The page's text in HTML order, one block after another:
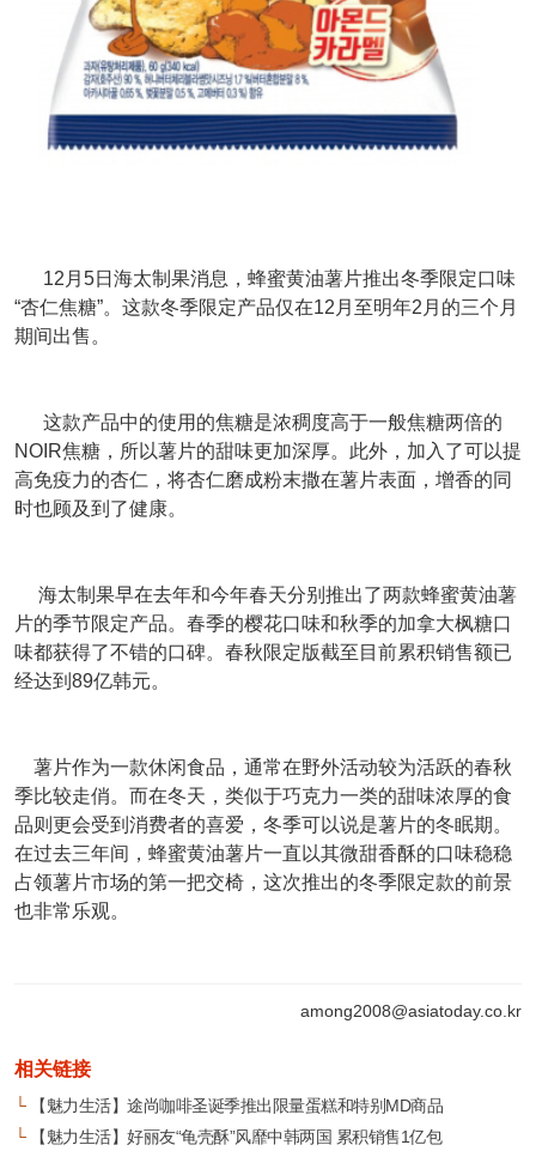
12月5日海太制果消息，蜂蜜黄油薯片推出冬季限定口味
“杏仁焦糖”。这款冬季限定产品仅在12月至明年2月的三个月
期间出售。
这款产品中的使用的焦糖是浓稠度高于一般焦糖两倍的
NOIR焦糖，所以薯片的甜味更加深厚。此外，加入了可以提
高免疫力的杏仁，将杏仁磨成粉末撒在薯片表面，增香的同
时也顾及到了健康。
海太制果早在去年和今年春天分别推出了两款蜂蜜黄油薯
片的季节限定产品。春季的樱花口味和秋季的加拿大枫糖口
味都获得了不错的口碑。春秋限定版截至目前累积销售额已
经达到89亿韩元。
薯片作为一款休闲食品，通常在野外活动较为活跃的春秋
季比较走俏。而在冬天，类似于巧克力一类的甜味浓厚的食
品则更会受到消费者的喜爱，冬季可以说是薯片的冬眠期。
在过去三年间，蜂蜜黄油薯片一直以其微甜香酥的口味稳稳
占领薯片市场的第一把交椅，这次推出的冬季限定款的前景
也非常乐观。
among2008@asiatoday.co.kr
相关链接
└【魅力生活】途尚咖啡圣诞季推出限量蛋糕和特别MD商品
└【魅力生活】好丽友“龟壳酥”风靡中韩两国 累积销售1亿包